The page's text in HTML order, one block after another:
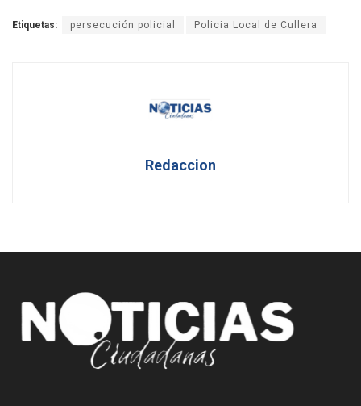
Etiquetas: persecución policial Policia Local de Cullera
Redaccion